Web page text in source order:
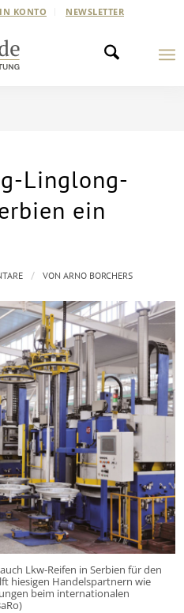
KONTO NEWSLETTER
Linglong-
ein
Lkw-Reifen in Serbien für den
hiesigen Handelspartnern wie
beim internationalen
/ VONARNO BORCHERS